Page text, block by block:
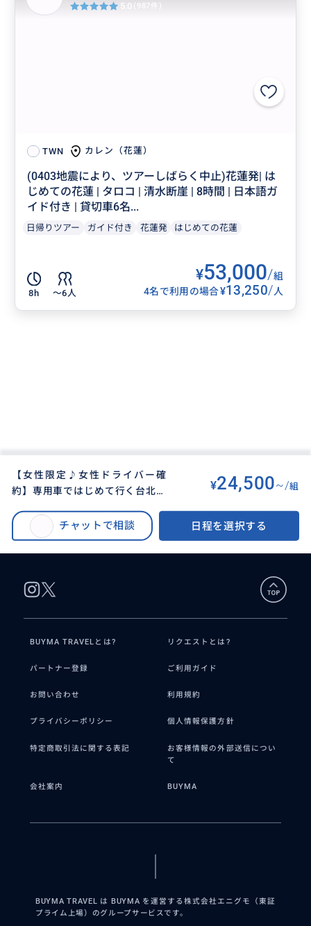
TWN カレン（花蓮）
(0403地震により、ツアーしばらく中止)花蓮発| は
じめての花蓮 | タロコ | 清水断崖 | 8時間 | 日本語ガ
イド付き | 貸切車6名...
日帰りツアー ガイド付き 花蓮発 はじめての花蓮
8h 〜6人
¥53,000/組
4名で利用の場合¥13,250/人
5.0 (987件)
【女性限定♪女性ドライバー確
約】専用車ではじめて行く台北★
¥24,500~/組
チャットで相談 日程を選択する
【女性限定♪女性ドライバー確約】専用車ではじめて行く台北★充実の8時間
│士林夜市解散OK
BUYMA TRAVELとは? リクエストとは?
パートナー登録 ご利用ガイド
お問い合わせ 利用規約
プライバシーポリシー 個人情報保護方針
特定商取引法に関する表記
お客様情報の外部送信につい
て
会社案内 BUYMA
BUYMA TRAVEL は BUYMA を運営する株式会社エニグモ（東証
プライム上場）のグループサービスです。